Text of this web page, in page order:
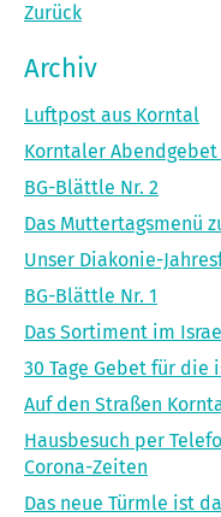
Zurück
Archiv
Luftpost aus Korntal
Korntaler
BG-Blättle Nr. 2
Das Muttertagsmenü
Unser Diakonie-
BG-Blättle Nr. 1
Das Sortiment im
30 Tage Gebet für die
Auf den Straßen
Hausbesuch per
Corona-Zeiten
Das neue Türmle ist